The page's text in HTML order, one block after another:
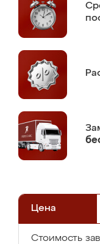
Цена
Стоимость